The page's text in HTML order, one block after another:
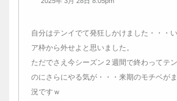
自分はテンイでて発狂しかけました・・・
ア枠から外せよと思いました。
ただでさえ今シーズン２週間で終わってテ
のにさらにやる気が・・・来期のモチベが
況ですｗ